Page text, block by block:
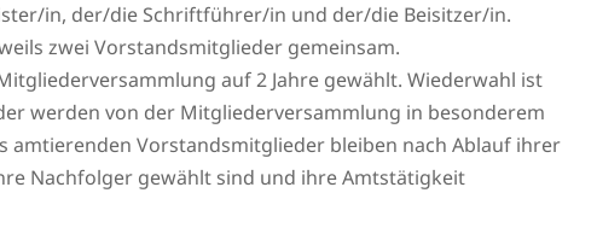
in, der/die Schriftführer/in und der/die Beisitzer/in.
zwei Vorstandsmitglieder gemeinsam.
auf 2 Jahre gewählt. Wiederwahl ist
werden von der Mitgliederversammlung in besonderem
amtierenden Vorstandsmitglieder bleiben nach Ablauf ihrer
Nachfolger gewählt sind und ihre Amtstätigkeit